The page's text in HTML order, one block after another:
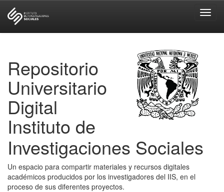
Repositorio
Universitario
Digital
Instituto de
Investigaciones Sociales
Un espacio para compartir materiales y recursos digitales
académicos producidos por los investigadores del IIS, en el
proceso de sus diferentes proyectos.